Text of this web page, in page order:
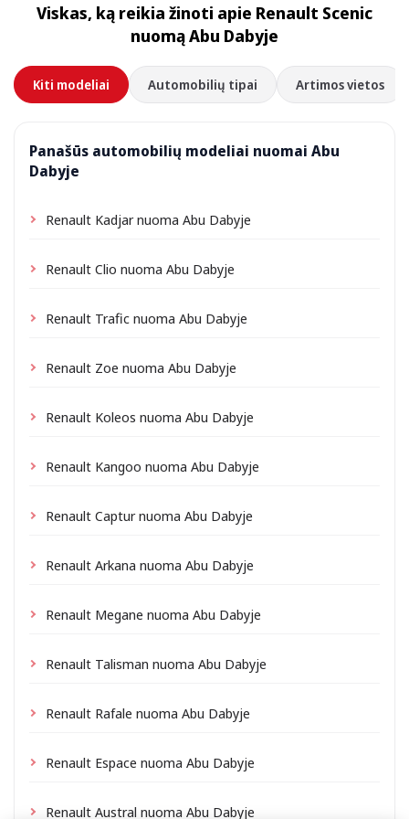
priklausomai nuo vietos gali būti taikomas nedidelis
pristatymo mokestis, visada nurodomas iš anksto.
Viskas, ką reikia žinoti apie Renault Scenic
nuomą Abu Dabyje
Kiti modeliai Automobilių tipai Artimos vietos
Panašūs automobilių modeliai nuomai Abu
Dabyje
Renault Kadjar nuoma Abu Dabyje
Renault Clio nuoma Abu Dabyje
Renault Trafic nuoma Abu Dabyje
Renault Zoe nuoma Abu Dabyje
Renault Koleos nuoma Abu Dabyje
Renault Kangoo nuoma Abu Dabyje
Renault Captur nuoma Abu Dabyje
Renault Arkana nuoma Abu Dabyje
Renault Megane nuoma Abu Dabyje
Renault Talisman nuoma Abu Dabyje
Renault Rafale nuoma Abu Dabyje
Renault Espace nuoma Abu Dabyje
Renault Austral nuoma Abu Dabyje